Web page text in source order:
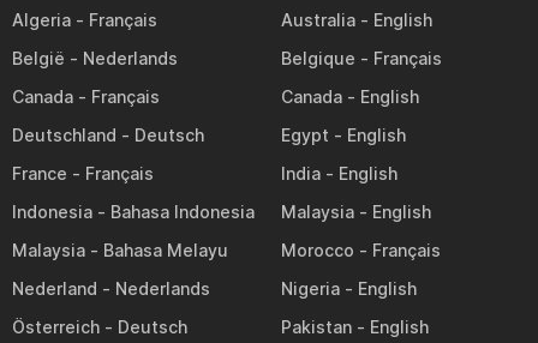
Algeria
Australia
België
Belgique
Canada
Canada
Deutschland
Egypt
France
India
Indonesia
Malaysia
Malaysia
Morocco
Nederland
Nigeria
Österreich
Pakistan